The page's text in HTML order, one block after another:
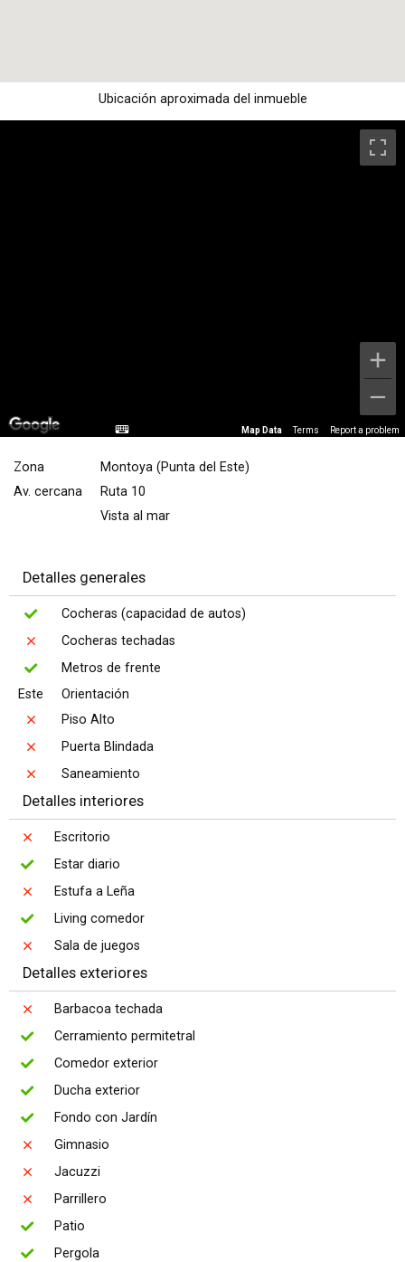
Ubicación aproximada del inmueble
Map Data Terms Report a problem
Zona
Montoya (Punta del Este)
Av. cercana
Ruta 10
Vista al mar
Detalles generales
Cocheras (capacidad de autos)
Cocheras techadas
Metros de frente
Este
Orientación
Piso Alto
Puerta Blindada
Saneamiento
Detalles interiores
Escritorio
Estar diario
Estufa a Leña
Living comedor
Sala de juegos
Detalles exteriores
Barbacoa techada
Cerramiento permitetral
Comedor exterior
Ducha exterior
Fondo con Jardín
Gimnasio
Jacuzzi
Parrillero
Patio
Pergola